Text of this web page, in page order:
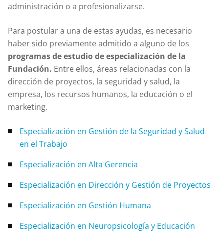
administración o a profesionalizarse.
Para postular a una de estas ayudas, es necesario
haber sido previamente admitido a alguno de los
programas de estudio de especialización de la
Fundación. Entre ellos, áreas relacionadas con la
dirección de proyectos, la seguridad y salud, la
empresa, los recursos humanos, la educación o el
marketing.
Especialización en Gestión de la Seguridad y Salud
en el Trabajo
Especialización en Alta Gerencia
Especialización en Dirección y Gestión de Proyectos
Especialización en Gestión Humana
Especialización en Neuropsicología y Educación